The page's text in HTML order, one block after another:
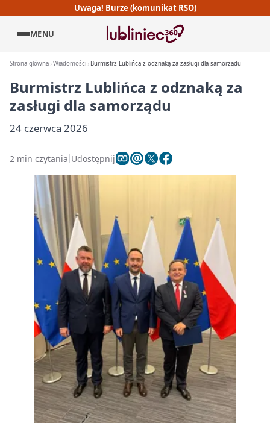
Uwaga! Burze (komunikat RSO)
MENU
Strona główna Wiadomości Burmistrz Lublińca z odznaką za zasługi dla samorządu
Burmistrz Lublińca z odznaką za
zasługi dla samorządu
24 czerwca 2026
2 min czytania Udostępnij